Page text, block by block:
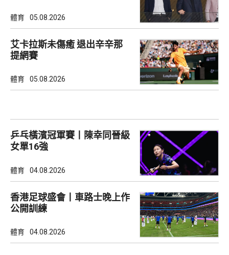
體育 05.08.2026
艾卡拉斯未傷癒 退出辛辛那
提網賽
體育 05.08.2026
乒乓橫濱冠軍賽丨陳幸同晉級
女單16強
體育 04.08.2026
香港足球盛會丨車路士晚上作
公開訓練
體育 04.08.2026